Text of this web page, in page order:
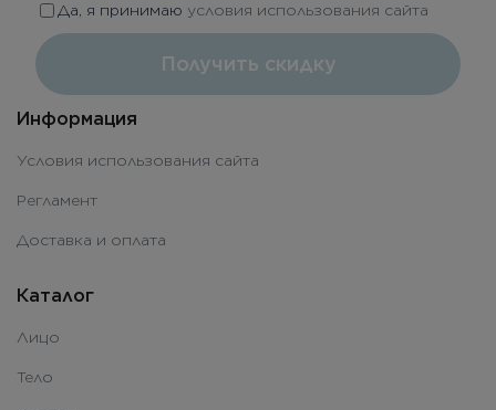
Да, я принимаю условия использования сайта
Получить скидку
Информация
Условия использования сайта
Регламент
Доставка и оплата
Каталог
Лицо
Тело